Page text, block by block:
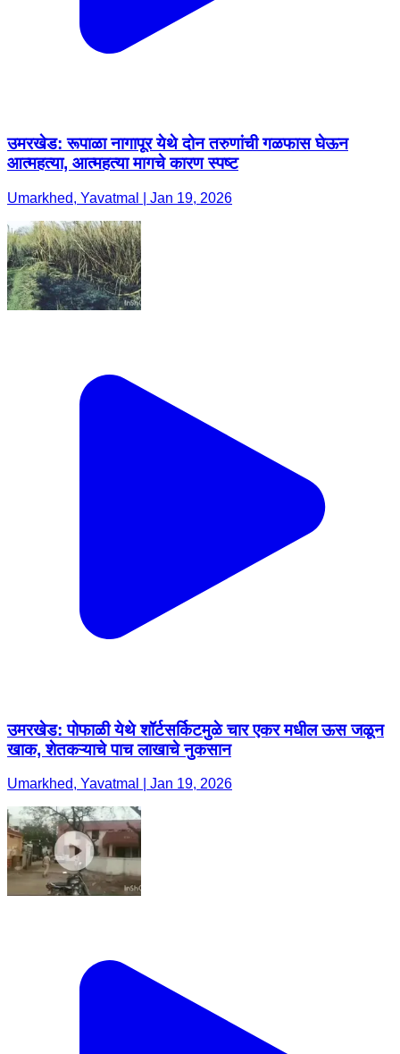
उमरखेड: रूपाळा नागापूर येथे दोन तरुणांची गळफास घेऊन
आत्महत्या, आत्महत्या मागचे कारण स्पष्ट
Umarkhed, Yavatmal | Jan 19, 2026
उमरखेड: पोफाळी येथे शॉर्टसर्किटमुळे चार एकर मधील ऊस जळून
खाक, शेतकऱ्याचे पाच लाखाचे नुकसान
Umarkhed, Yavatmal | Jan 19, 2026